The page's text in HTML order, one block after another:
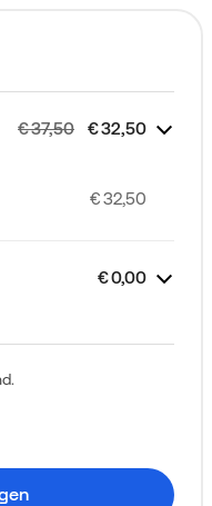
€ 37,50
€ 32,50
€ 32,50
€ 0,00